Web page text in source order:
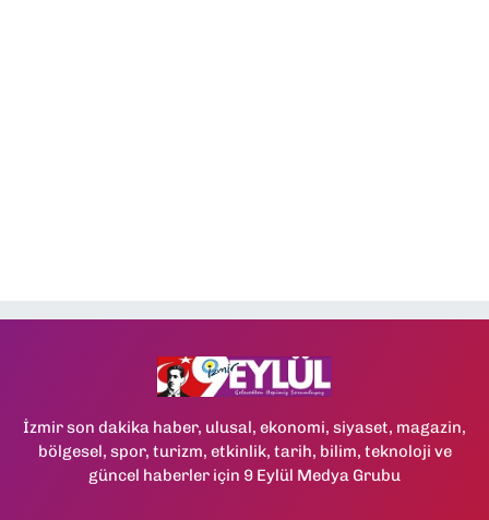
İzmir son dakika haber, ulusal, ekonomi, siyaset, magazin,
bölgesel, spor, turizm, etkinlik, tarih, bilim, teknoloji ve
güncel haberler için 9 Eylül Medya Grubu